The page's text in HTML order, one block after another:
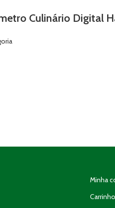
Culinário Digital
Minha
Carrinho